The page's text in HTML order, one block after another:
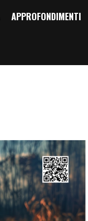
APPROFONDIMENTI